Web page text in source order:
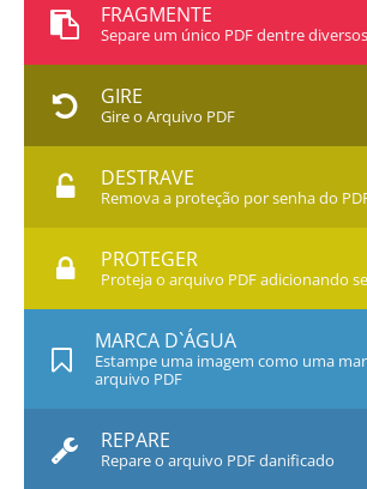
FRAGMENTE
Separe um único PDF dentre
GIRE
Gire o Arquivo PDF
DESTRAVE
Remova a proteção por senha do
PROTEGER
Proteja o arquivo PDF adicionando
MARCA D`ÁGUA
Estampe uma imagem como uma
arquivo PDF
REPARE
Repare o arquivo PDF danificado